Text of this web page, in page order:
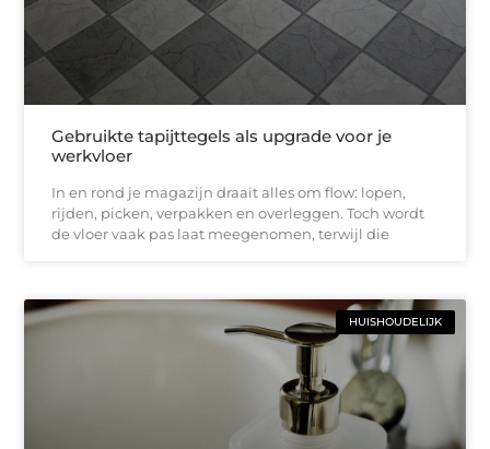
Gebruikte tapijttegels als upgrade voor je
werkvloer
In en rond je magazijn draait alles om flow: lopen,
rijden, picken, verpakken en overleggen. Toch wordt
de vloer vaak pas laat meegenomen, terwijl die
HUISHOUDELIJK